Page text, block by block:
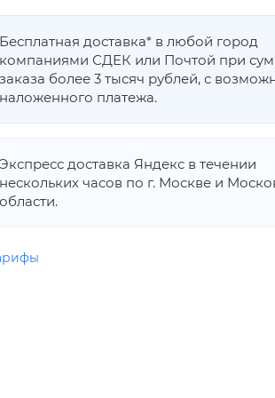
Бесплатная доставка* в любой город
компаниями СДЕК или Почтой при
заказа более 3 тысяч рублей, с
наложенного платежа.
Экспресс доставка Яндекс в течении
нескольких часов по г. Москве и
области.